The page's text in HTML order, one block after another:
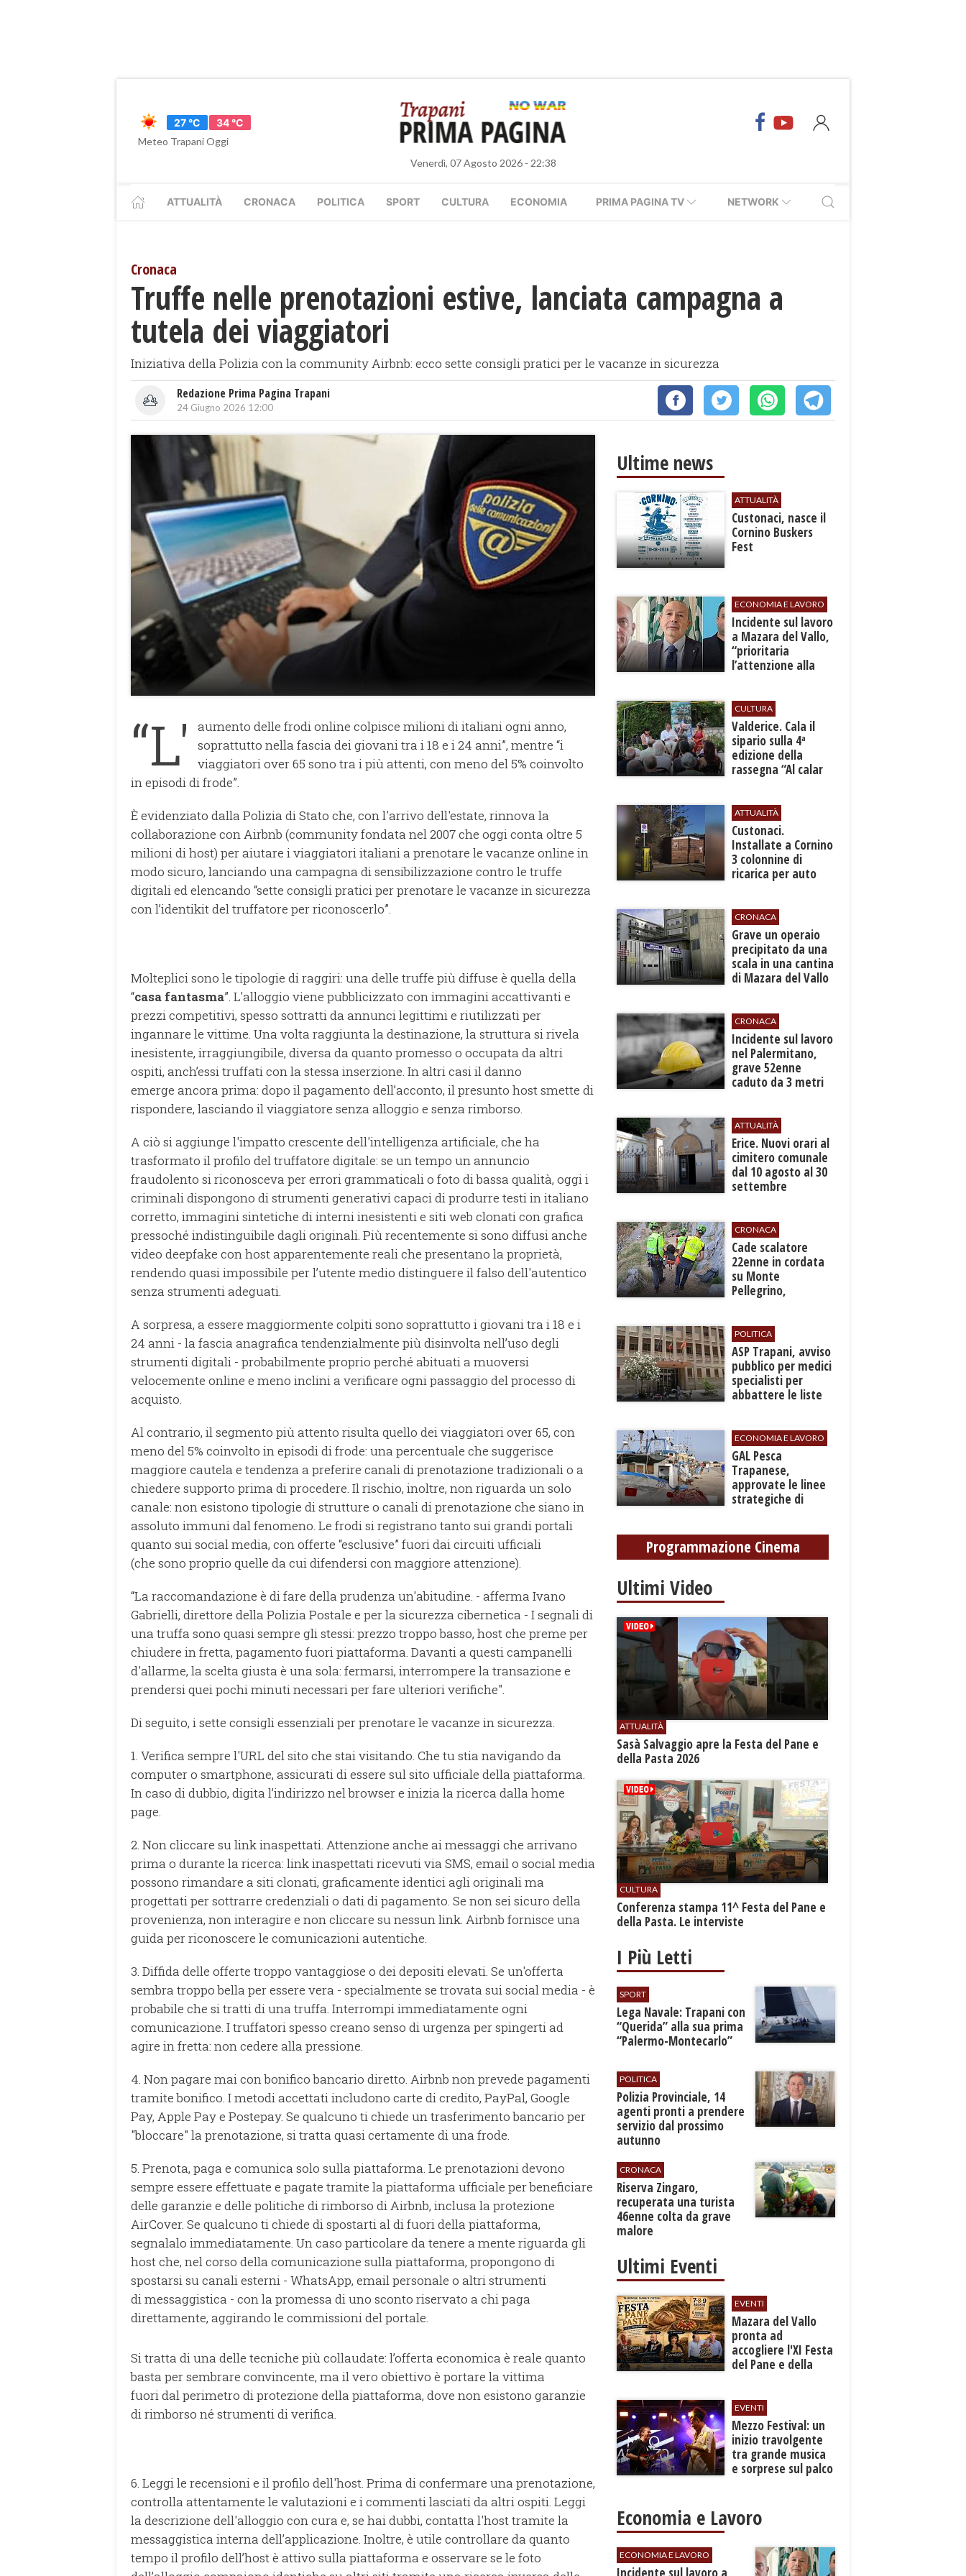
27 °C
34 °C
Meteo Trapani Oggi
Venerdì, 07 Agosto 2026 - 22:38
ATTUALITÀ CRONACA POLITICA SPORT CULTURA ECONOMIA PRIMA PAGINA TV NETWORK
Cronaca
Truffe nelle prenotazioni estive, ​lanciata campagna a
tutela dei viaggiatori
Iniziativa della Polizia con la community Airbnb: ecco sette consigli pratici per le vacanze in sicurezza
Redazione Prima Pagina Trapani
24 Giugno 2026 12:00
“L'
aumento delle frodi online colpisce milioni di italiani ogni anno,
soprattutto nella fascia dei giovani tra i 18 e i 24 anni”, mentre “i
viaggiatori over 65 sono tra i più attenti, con meno del 5% coinvolto
in episodi di frode”.
È evidenziato dalla Polizia di Stato che, con l'arrivo dell'estate, rinnova la
collaborazione con Airbnb (community fondata nel 2007 che oggi conta oltre 5
milioni di host) per aiutare i viaggiatori italiani a prenotare le vacanze online in
modo sicuro, lanciando una campagna di sensibilizzazione contro le truffe
digitali ed elencando “sette consigli pratici per prenotare le vacanze in sicurezza
con l’identikit del truffatore per riconoscerlo”.
Molteplici sono le tipologie di raggiri: una delle truffe più diffuse è quella della
“casa fantasma”. L'alloggio viene pubblicizzato con immagini accattivanti e
prezzi competitivi, spesso sottratti da annunci legittimi e riutilizzati per
ingannare le vittime. Una volta raggiunta la destinazione, la struttura si rivela
inesistente, irraggiungibile, diversa da quanto promesso o occupata da altri
ospiti, anch’essi truffati con la stessa inserzione. In altri casi il danno
emerge ancora prima: dopo il pagamento dell’acconto, il presunto host smette di
rispondere, lasciando il viaggiatore senza alloggio e senza rimborso.
A ciò si aggiunge l'impatto crescente dell'intelligenza artificiale, che ha
trasformato il profilo del truffatore digitale: se un tempo un annuncio
fraudolento si riconosceva per errori grammaticali o foto di bassa qualità, oggi i
criminali dispongono di strumenti generativi capaci di produrre testi in italiano
corretto, immagini sintetiche di interni inesistenti e siti web clonati con grafica
pressoché indistinguibile dagli originali. Più recentemente si sono diffusi anche
video deepfake con host apparentemente reali che presentano la proprietà,
rendendo quasi impossibile per l’utente medio distinguere il falso dell'autentico
senza strumenti adeguati.
A sorpresa, a essere maggiormente colpiti sono soprattutto i giovani tra i 18 e i
24 anni - la fascia anagrafica tendenzialmente più disinvolta nell’uso degli
strumenti digitali - probabilmente proprio perché abituati a muoversi
velocemente online e meno inclini a verificare ogni passaggio del processo di
acquisto.
Al contrario, il segmento più attento risulta quello dei viaggiatori over 65, con
meno del 5% coinvolto in episodi di frode: una percentuale che suggerisce
maggiore cautela e tendenza a preferire canali di prenotazione tradizionali o a
chiedere supporto prima di procedere. Il rischio, inoltre, non riguarda un solo
canale: non esistono tipologie di strutture o canali di prenotazione che siano in
assoluto immuni dal fenomeno. Le frodi si registrano tanto sui grandi portali
quanto sui social media, con offerte “esclusive” fuori dai circuiti ufficiali
(che sono proprio quelle da cui difendersi con maggiore attenzione).
“La raccomandazione è di fare della prudenza un'abitudine. - afferma Ivano
Gabrielli, direttore della Polizia Postale e per la sicurezza cibernetica - I segnali di
una truffa sono quasi sempre gli stessi: prezzo troppo basso, host che preme per
chiudere in fretta, pagamento fuori piattaforma. Davanti a questi campanelli
d'allarme, la scelta giusta è una sola: fermarsi, interrompere la transazione e
prendersi quei pochi minuti necessari per fare ulteriori verifiche".
Di seguito, i sette consigli essenziali per prenotare le vacanze in sicurezza.
1. Verifica sempre l'URL del sito che stai visitando. Che tu stia navigando da
computer o smartphone, assicurati di essere sul sito ufficiale della piattaforma.
In caso di dubbio, digita l’indirizzo nel browser e inizia la ricerca dalla home
page.
2. Non cliccare su link inaspettati. Attenzione anche ai messaggi che arrivano
prima o durante la ricerca: link inaspettati ricevuti via SMS, email o social media
possono rimandare a siti clonati, graficamente identici agli originali ma
progettati per sottrarre credenziali o dati di pagamento. Se non sei sicuro della
provenienza, non interagire e non cliccare su nessun link. Airbnb fornisce una
guida per riconoscere le comunicazioni autentiche.
3. Diffida delle offerte troppo vantaggiose o dei depositi elevati. Se un'offerta
sembra troppo bella per essere vera - specialmente se trovata sui social media - è
probabile che si tratti di una truffa. Interrompi immediatamente ogni
comunicazione. I truffatori spesso creano senso di urgenza per spingerti ad
agire in fretta: non cedere alla pressione.
4. Non pagare mai con bonifico bancario diretto. Airbnb non prevede pagamenti
tramite bonifico. I metodi accettati includono carte di credito, PayPal, Google
Pay, Apple Pay e Postepay. Se qualcuno ti chiede un trasferimento bancario per
"bloccare" la prenotazione, si tratta quasi certamente di una frode.
5. Prenota, paga e comunica solo sulla piattaforma. Le prenotazioni devono
sempre essere effettuate e pagate tramite la piattaforma ufficiale per beneficiare
delle garanzie e delle politiche di rimborso di Airbnb, inclusa la protezione
AirCover. Se qualcuno ti chiede di spostarti al di fuori della piattaforma,
segnalalo immediatamente. Un caso particolare da tenere a mente riguarda gli
host che, nel corso della comunicazione sulla piattaforma, propongono di
spostarsi su canali esterni - WhatsApp, email personale o altri strumenti
di messaggistica - con la promessa di uno sconto riservato a chi paga
direttamente, aggirando le commissioni del portale.
Si tratta di una delle tecniche più collaudate: l’offerta economica è reale quanto
basta per sembrare convincente, ma il vero obiettivo è portare la vittima
fuori dal perimetro di protezione della piattaforma, dove non esistono garanzie
di rimborso né strumenti di verifica.
6. Leggi le recensioni e il profilo dell'host. Prima di confermare una prenotazione,
controlla attentamente le valutazioni e i commenti lasciati da altri ospiti. Leggi
la descrizione dell'alloggio con cura e, se hai dubbi, contatta l'host tramite la
messaggistica interna dell’applicazione. Inoltre, è utile controllare da quanto
tempo il profilo dell’host è attivo sulla piattaforma e osservare se le foto
Ultime news
ATTUALITÀ
Custonaci, nasce il
Cornino Buskers
Fest
ECONOMIA E LAVORO
​Incidente sul lavoro
a Mazara del Vallo,
“prioritaria
l’attenzione alla
CULTURA
Valderice. Cala il
sipario sulla 4ª
edizione della
rassegna “Al calar
ATTUALITÀ
Custonaci.
Installate a Cornino
3 colonnine di
ricarica per auto
CRONACA
​Grave un operaio
precipitato da una
scala in una cantina
di Mazara del Vallo
CRONACA
​Incidente sul lavoro
nel Palermitano,
grave 52enne
caduto da 3 metri
ATTUALITÀ
​Erice. Nuovi orari al
cimitero comunale
dal 10 agosto al 30
settembre
CRONACA
​Cade scalatore
22enne in cordata
su Monte
Pellegrino,
gamba
POLITICA
ASP Trapani, avviso
pubblico per medici
specialisti per
abbattere le liste
ECONOMIA E LAVORO
GAL Pesca
Trapanese,
approvate le linee
strategiche di
settembre
Programmazione Cinema
Ultimi Video
ATTUALITÀ
Sasà Salvaggio apre la Festa del Pane e
della Pasta 2026
CULTURA
Conferenza stampa 11^ Festa del Pane e
della Pasta. Le interviste
I Più Letti
SPORT
​Lega Navale: Trapani con
“Querida” alla sua prima
“Palermo-Montecarlo”
POLITICA
​Polizia Provinciale, 14
agenti pronti a prendere
servizio dal prossimo
autunno
CRONACA
​Riserva Zingaro,
recuperata una turista
46enne colta da grave
malore
Ultimi Eventi
EVENTI
Mazara del Vallo
pronta ad
accogliere l'XI Festa
del Pane e della
EVENTI
Mezzo Festival: un
inizio travolgente
tra grande musica
e sorprese sul palco
Economia e Lavoro
ECONOMIA E LAVORO
​Incidente sul lavoro a